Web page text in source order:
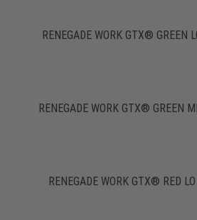
RENEGADE WORK GTX® GREEN
RENEGADE WORK GTX® GREEN
RENEGADE WORK GTX® RED